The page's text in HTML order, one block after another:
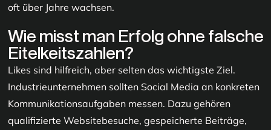
oft über Jahre wachsen.
Wie misst man Erfolg ohne falsche
Eitelkeitszahlen?
Likes sind hilfreich, aber selten das wichtigste Ziel.
Industrieunternehmen sollten Social Media an konkreten
Kommunikationsaufgaben messen. Dazu gehören
qualifizierte Websitebesuche, gespeicherte Beiträge,